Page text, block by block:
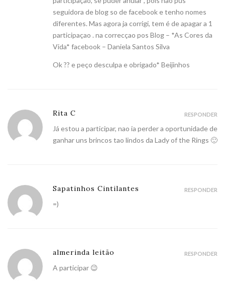
seguidora de blog so de facebook e tenho nomes
diferentes. Mas agora ja corrigi, tem é de apagar a 1
participaçao . na correcçao pos Blog – *As Cores da
Vida* facebook – Daniela Santos Silva
Ok ?? e peço desculpa e obrigado* Beijinhos
Rita C
Já estou a participar, nao ia perder a oportunidade de
ganhar uns brincos tao lindos da Lady of the Rings 🙂
RESPONDER
Sapatinhos Cintilantes
=)
RESPONDER
almerinda leitão
A participar 😉
RESPONDER